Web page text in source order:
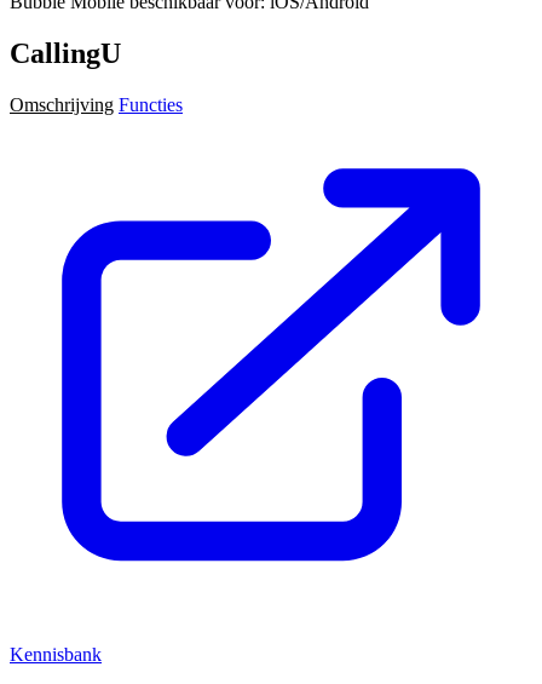
CallingU
Omschrijving Functies
Kennisbank